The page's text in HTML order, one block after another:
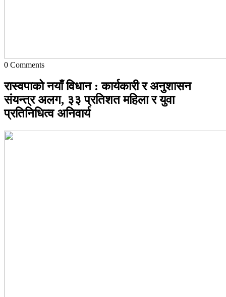
0 Comments
रास्वपाको नयाँ विधान : कार्यकारी र अनुशासन
संयन्त्र अलग, ३३ प्रतिशत महिला र युवा
प्रतिनिधित्व अनिवार्य